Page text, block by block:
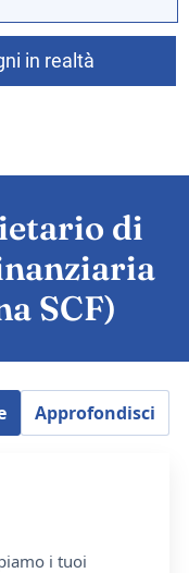
in realtà
di
SCF)
Approfondisci
i tuoi